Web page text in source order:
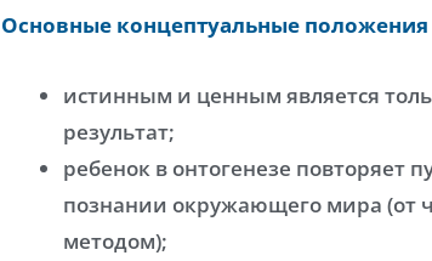
Основные концептуальные положения
истинным и ценным является
результат;
ребенок в онтогенезе повторяет
познании окружающего мира (от
методом);